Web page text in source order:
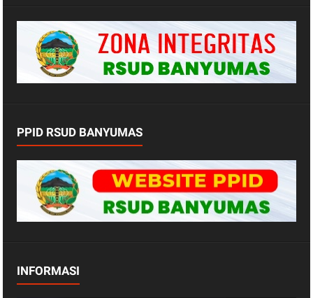
PPID RSUD BANYUMAS
INFORMASI